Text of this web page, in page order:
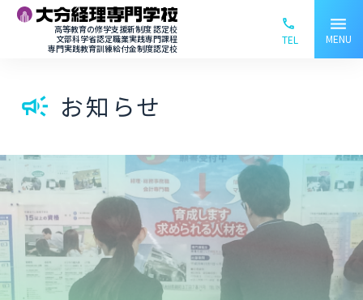
高等教育の修学支援新制度 認定校
文部科学省認定職業実践専門課程
専門実践教育訓練給付金制度認定校
TEL
menu
MENU
campaign お知らせ